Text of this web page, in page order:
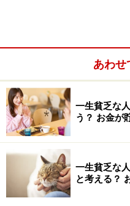
か。生命保険の見直しは
金額が本当に必要な額な
●医療保険
加入している医療保険は
でしょうか。昔、販売さ
金の待機期間（その日数
間）や入院給付日数が
均在院日数が減少してい
あわせ
一生貧乏な
う？ お金が
一生貧乏な
と考える？